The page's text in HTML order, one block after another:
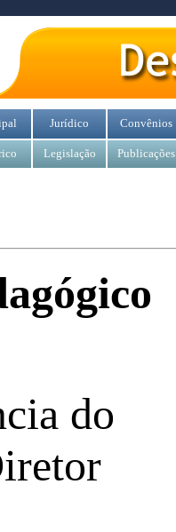
Jurídico Convênios
Legislação Publicações
do